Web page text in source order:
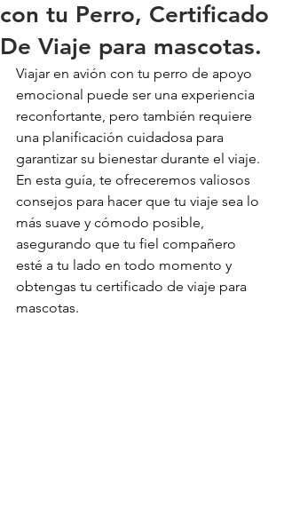
con tu Perro, Certificado
De Viaje para mascotas.
Viajar en avión con tu perro de apoyo
emocional puede ser una experiencia
reconfortante, pero también requiere
una planificación cuidadosa para
garantizar su bienestar durante el viaje.
En esta guía, te ofreceremos valiosos
consejos para hacer que tu viaje sea lo
más suave y cómodo posible,
asegurando que tu fiel compañero
esté a tu lado en todo momento y
obtengas tu certificado de viaje para
mascotas.